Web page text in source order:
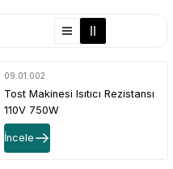
09.01.002
Tost Makinesi Isıtıcı Rezistansı
110V 750W
İncele